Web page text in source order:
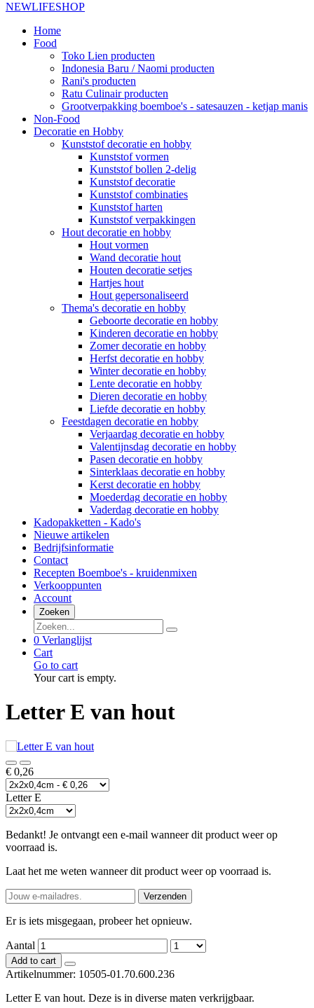
NEWLIFESHOP
Home
Food
Toko Lien producten
Indonesia Baru / Naomi producten
Rani's producten
Ratu Culinair producten
Grootverpakking boemboe's - satesauzen - ketjap manis
Non-Food
Decoratie en Hobby
Kunststof decoratie en hobby
Kunststof vormen
Kunststof bollen 2-delig
Kunststof decoratie
Kunststof combinaties
Kunststof harten
Kunststof verpakkingen
Hout decoratie en hobby
Hout vormen
Wand decoratie hout
Houten decoratie setjes
Hartjes hout
Hout gepersonaliseerd
Thema's decoratie en hobby
Geboorte decoratie en hobby
Kinderen decoratie en hobby
Zomer decoratie en hobby
Herfst decoratie en hobby
Winter decoratie en hobby
Lente decoratie en hobby
Dieren decoratie en hobby
Liefde decoratie en hobby
Feestdagen decoratie en hobby
Verjaardag decoratie en hobby
Valentijnsdag decoratie en hobby
Pasen decoratie en hobby
Sinterklaas decoratie en hobby
Kerst decoratie en hobby
Moederdag decoratie en hobby
Vaderdag decoratie en hobby
Kadopakketten - Kado's
Nieuwe artikelen
Bedrijfsinformatie
Contact
Recepten Boemboe's - kruidenmixen
Verkooppunten
Account
Zoeken
0 Verlanglijst
Cart
Go to cart
Your cart is empty.
Letter E van hout
€ 0,26
Letter E
Bedankt! Je ontvangt een e-mail wanneer dit product weer op
voorraad is.
Laat het me weten wanneer dit product weer op voorraad is.
Verzenden
Er is iets misgegaan, probeer het opnieuw.
Aantal
Add to cart
Artikelnummer: 10505-01.70.600.236
Letter E van hout. Deze is in diverse maten verkrijgbaar.